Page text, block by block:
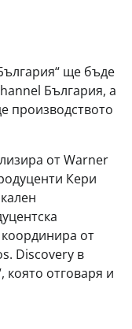
ще бъде
България, а
производството
от Warner
Кери
от
Discovery в
която отговаря и